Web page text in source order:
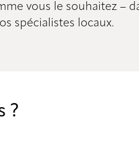
vous le souhaitez –
spécialistes locaux.
?